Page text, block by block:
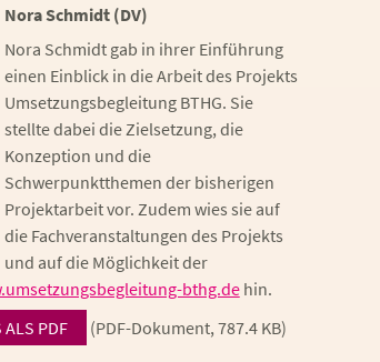
Nora Schmidt (DV)
Nora Schmidt gab in ihrer Einführung
einen Einblick in die Arbeit des Projekts
Umsetzungsbegleitung BTHG. Sie
stellte dabei die Zielsetzung, die
Konzeption und die
Schwerpunktthemen der bisherigen
Projektarbeit vor. Zudem wies sie auf
die Fachveranstaltungen des Projekts
und auf die Möglichkeit der
bthg.dehin.
ALS PDF
(PDF-Dokument, 787.4 KB)